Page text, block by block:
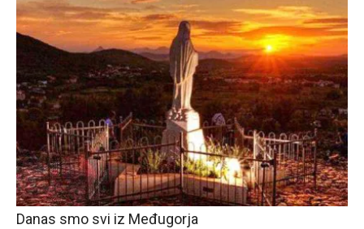
Danas smo svi iz Međugorja